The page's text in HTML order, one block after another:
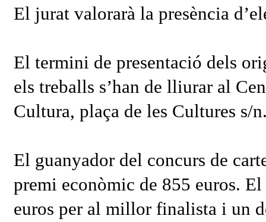
El jurat valorarà la presència
El termini de presentació dels
els treballs s’han de lliurar al
Cultura, plaça de les Cultures s/
El guanyador del concurs de
premi econòmic de 855 euros.
euros per al millor finalista i un